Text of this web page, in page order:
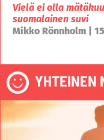
Vielä ei olla
suomalainen suvi
Mikko Rönnholm |
YHTEINEN